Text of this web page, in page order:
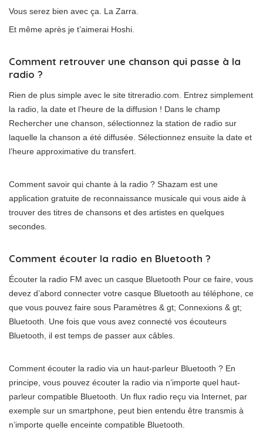
Vous serez bien avec ça. La Zarra.
Et même après je t’aimerai Hoshi.
Comment retrouver une chanson qui passe à la
radio ?
Rien de plus simple avec le site titreradio.com. Entrez simplement
la radio, la date et l’heure de la diffusion ! Dans le champ
Rechercher une chanson, sélectionnez la station de radio sur
laquelle la chanson a été diffusée. Sélectionnez ensuite la date et
l’heure approximative du transfert.
Comment savoir qui chante à la radio ? Shazam est une
application gratuite de reconnaissance musicale qui vous aide à
trouver des titres de chansons et des artistes en quelques
secondes.
Comment écouter la radio en Bluetooth ?
Écouter la radio FM avec un casque Bluetooth Pour ce faire, vous
devez d’abord connecter votre casque Bluetooth au téléphone, ce
que vous pouvez faire sous Paramètres & gt; Connexions & gt;
Bluetooth. Une fois que vous avez connecté vos écouteurs
Bluetooth, il est temps de passer aux câbles.
Comment écouter la radio via un haut-parleur Bluetooth ? En
principe, vous pouvez écouter la radio via n’importe quel haut-
parleur compatible Bluetooth. Un flux radio reçu via Internet, par
exemple sur un smartphone, peut bien entendu être transmis à
n’importe quelle enceinte compatible Bluetooth.